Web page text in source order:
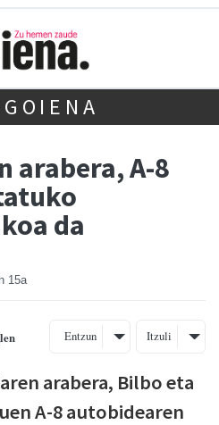
arabera, A-8
da
15a
Entzun Itzuli
arabera, Bilbo eta
A-8 autobidearen